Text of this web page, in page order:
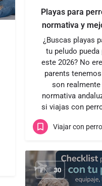
Playas para
normativa y
¿Buscas playas
tu peludo
este 2026? No
parents
son
normativa
si viajas con
Viajar con
ENE 30